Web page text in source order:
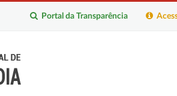
Portal da Transparência